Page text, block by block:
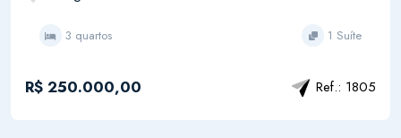
3 quartos 1 Suíte
R$ 250.000,00 Ref.: 1805